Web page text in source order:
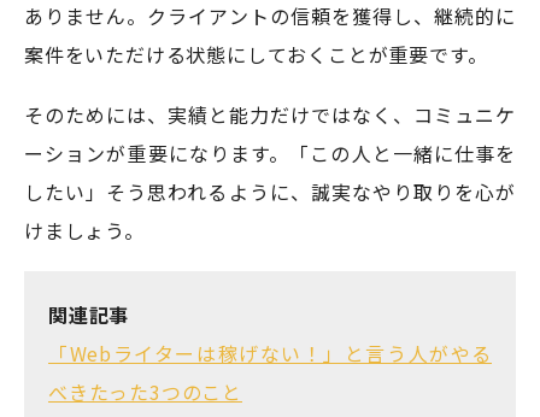
ありません。クライアントの信頼を獲得し、継続的に
案件をいただける状態にしておくことが重要です。
そのためには、実績と能力だけではなく、コミュニケ
ーションが重要になります。「この人と一緒に仕事を
したい」そう思われるように、誠実なやり取りを心が
けましょう。
関連記事
「Webライターは稼げない！」と言う人がやる
べきたった3つのこと